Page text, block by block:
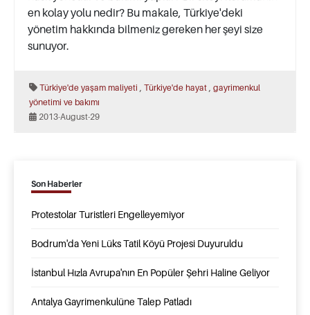
en kolay yolu nedir? Bu makale, Türkiye'deki
yönetim hakkında bilmeniz gereken her şeyi size
sunuyor.
Türkiye'de yaşam maliyeti , Türkiye'de hayat , gayrimenkul
yönetimi ve bakımı
2013-August-29
Son Haberler
Protestolar Turistleri Engelleyemiyor
Bodrum'da Yeni Lüks Tatil Köyü Projesi Duyuruldu
İstanbul Hızla Avrupa'nın En Popüler Şehri Haline Geliyor
Antalya Gayrimenkulüne Talep Patladı